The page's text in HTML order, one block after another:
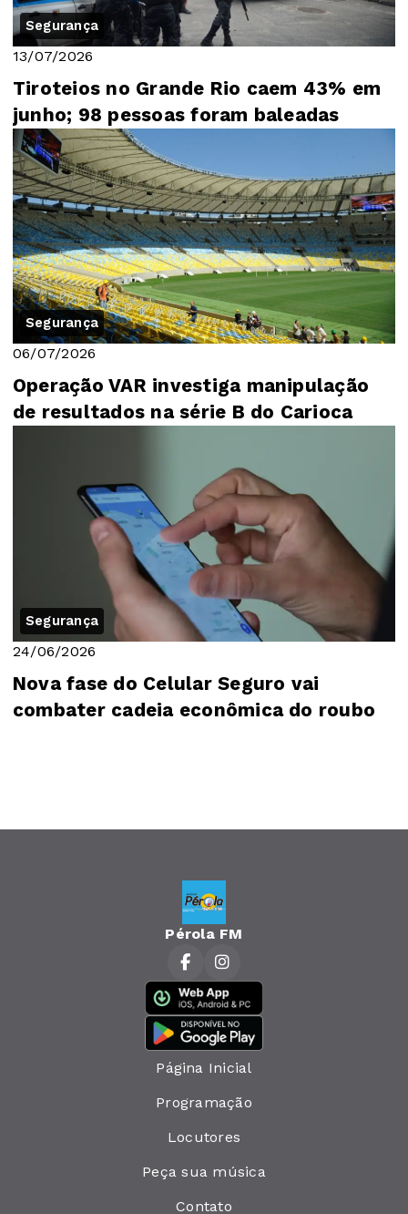
Segurança
13/07/2026
Tiroteios no Grande Rio caem 43% em
junho; 98 pessoas foram baleadas
Segurança
06/07/2026
Operação VAR investiga manipulação
de resultados na série B do Carioca
Segurança
24/06/2026
Nova fase do Celular Seguro vai
combater cadeia econômica do roubo
Pérola FM
Página Inicial
Programação
Locutores
Peça sua música
Contato